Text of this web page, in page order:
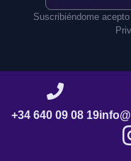
Suscribiéndome
+34 640 09 08 19